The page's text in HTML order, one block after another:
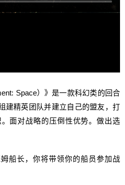
Space）》是一款科幻类的回合
建精英团队并建立自己的盟友，打
面对战略的压倒性优势。做出选
长，你将带领你的船员参加战